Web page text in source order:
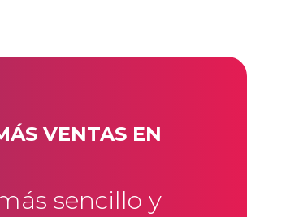
VENTAS EN
sencillo y